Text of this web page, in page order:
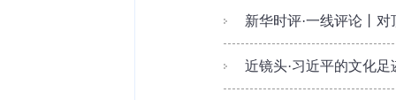
新华时评·一线评论丨
近镜头·习近平的文化